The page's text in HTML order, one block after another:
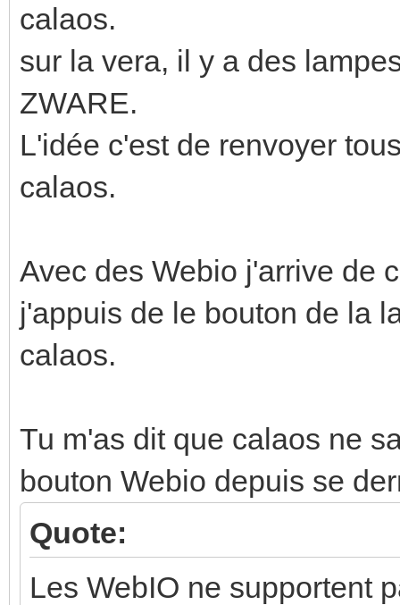
calaos.
sur la vera, il y a des
ZWARE.
L'idée c'est de renvoyer
calaos.
Avec des Webio j'arrive de
j'appuis de le bouton de la
calaos.
Tu m'as dit que calaos ne
bouton Webio depuis se
Quote:
Les WebIO ne supportent